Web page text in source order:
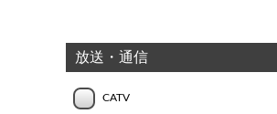
放送・通信
CATV